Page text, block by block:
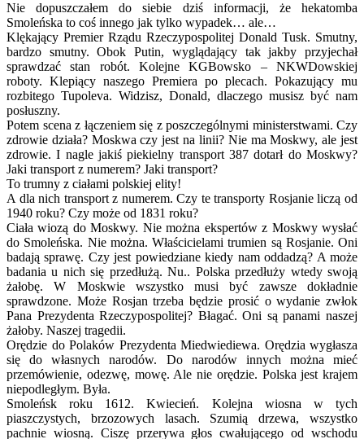
Nie dopuszczałem do siebie dziś informacji, że hekatomba
Smoleńska to coś innego jak tylko wypadek… ale…
Klękający Premier Rządu Rzeczypospolitej Donald Tusk. Smutny,
bardzo smutny. Obok Putin, wyglądający tak jakby przyjechał
sprawdzać stan robót. Kolejne KGBowsko – NKWDowskiej
roboty. Klepiący naszego Premiera po plecach. Pokazujący mu
rozbitego Tupoleva. Widzisz, Donald, dlaczego musisz być nam
posłuszny.
Potem scena z łączeniem się z poszczególnymi ministerstwami. Czy
zdrowie działa? Moskwa czy jest na linii? Nie ma Moskwy, ale jest
zdrowie. I nagle jakiś piekielny transport 387 dotarł do Moskwy?
Jaki transport z numerem? Jaki transport?
To trumny z ciałami polskiej elity!
A dla nich transport z numerem. Czy te transporty Rosjanie liczą od
1940 roku? Czy może od 1831 roku?
Ciała wiozą do Moskwy. Nie można ekspertów z Moskwy wysłać
do Smoleńska. Nie można. Właścicielami trumien są Rosjanie. Oni
badają sprawę. Czy jest powiedziane kiedy nam oddadzą? A może
badania u nich się przedłużą. Nu.. Polska przedłuży wtedy swoją
żałobę. W Moskwie wszystko musi być zawsze dokładnie
sprawdzone. Może Rosjan trzeba będzie prosić o wydanie zwłok
Pana Prezydenta Rzeczypospolitej? Błagać. Oni są panami naszej
żałoby. Naszej tragedii.
Orędzie do Polaków Prezydenta Miedwiediewa. Orędzia wygłasza
się do własnych narodów. Do narodów innych można mieć
przemówienie, odezwę, mowę. Ale nie orędzie. Polska jest krajem
niepodległym. Była.
Smoleńsk roku 1612. Kwiecień. Kolejna wiosna w tych
piaszczystych, brzozowych lasach. Szumią drzewa, wszystko
pachnie wiosną. Ciszę przerywa głos cwałującego od wschodu